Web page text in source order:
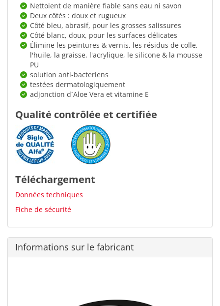
Nettoient de manière fiable sans eau ni savon
Deux côtés : doux et rugueux
Côté bleu, abrasif, pour les grosses salissures
Côté blanc, doux, pour les surfaces délicates
Élimine les peintures & vernis, les résidus de colle,
l'huile, la graisse, l'acrylique, le silicone & la mousse
PU
solution anti-bacteriens
testées dermatologiquement
adjonction d´Aloe Vera et vitamine E
Qualité contrôlée et certifiée
Téléchargement
Données techniques
Fiche de sécurité
Informations sur le fabricant